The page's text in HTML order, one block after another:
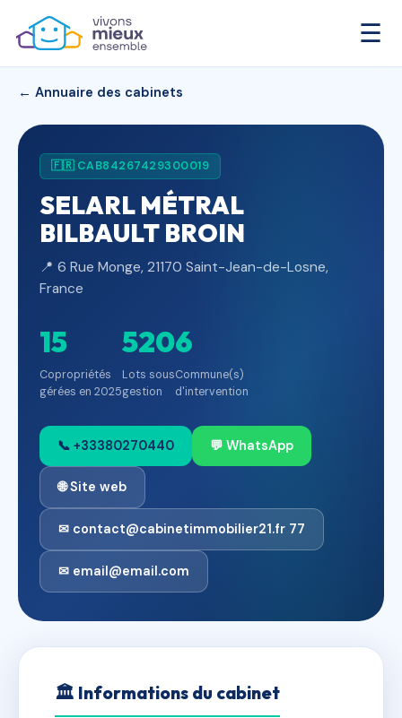
☰
← Annuaire des cabinets
🇫🇷 CAB84267429300019
SELARL MÉTRAL
BILBAULT BROIN
📍 6 Rue Monge, 21170 Saint-Jean-de-Losne,
France
15
Copropriétés
gérées en 2025
520
Lots sous
gestion
6
Commune(s)
d'intervention
📞 +33380270440 💬 WhatsApp
🌐 Site web
✉ contact@cabinetimmobilier21.fr 77
✉ email@email.com
🏛 Informations du cabinet